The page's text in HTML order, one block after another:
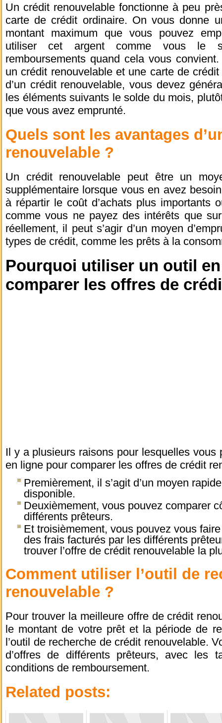
Un crédit renouvelable fonctionne à peu
carte de crédit ordinaire. On vous donne
montant maximum que vous pouvez
utiliser cet argent comme vous le
remboursements quand cela vous
un crédit renouvelable et une carte de
d’un crédit renouvelable, vous devez
les éléments suivants le solde du mois,
que vous avez emprunté.
Quels sont les avantages
renouvelable ?
Un crédit renouvelable peut être un
supplémentaire lorsque vous en avez
à répartir le coût d’achats plus importants
comme vous ne payez des intérêts que
réellement, il peut s’agir d’un moyen
types de crédit, comme les prêts à la
Pourquoi utiliser un outil
comparer les offres de
Il y a plusieurs raisons pour lesquelles vous
en ligne pour comparer les offres de crédit
Premièrement, il s’agit d’un moyen
disponible.
Deuxièmement, vous pouvez comparer
différents prêteurs.
Et troisièmement, vous pouvez vous
des frais facturés par les différents
trouver l’offre de crédit renouvelable la
Comment utiliser l’outil de
renouvelable ?
Pour trouver la meilleure offre de crédit
le montant de votre prêt et la période de
l’outil de recherche de crédit renouvelable.
d’offres de différents prêteurs, avec les
conditions de remboursement.
Related posts: